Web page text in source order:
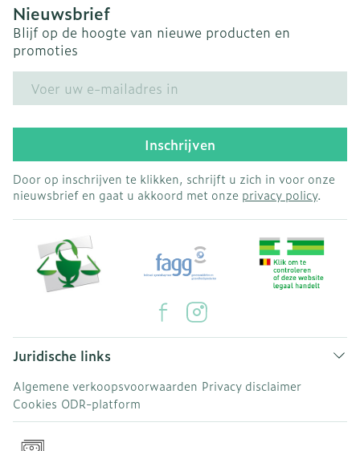
Nieuwsbrief
Blijf op de hoogte van nieuwe producten en
promoties
Inschrijven
Door op inschrijven te klikken, schrijft u zich in voor onze
nieuwsbrief en gaat u akkoord met onze privacy policy.
Juridische links
Algemene verkoopsvoorwaarden Privacy disclaimer
Cookies ODR-platform